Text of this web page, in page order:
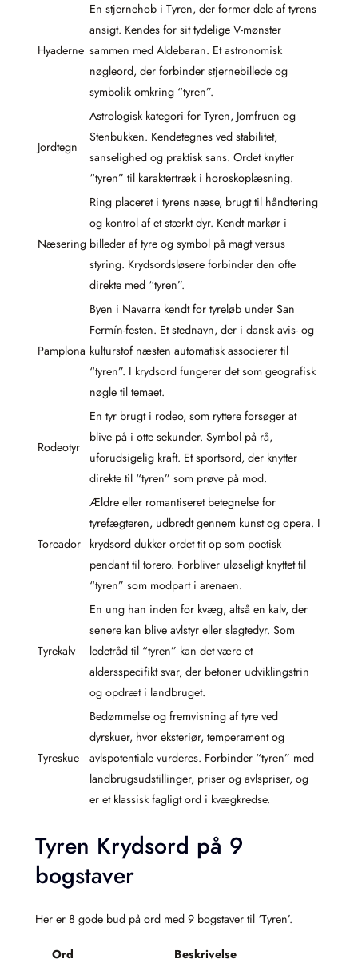
Hyaderne
En stjernehob i Tyren, der former dele af tyrens
ansigt. Kendes for sit tydelige V-mønster
sammen med Aldebaran. Et astronomisk
nøgleord, der forbinder stjernebillede og
symbolik omkring “tyren”.
Jordtegn
Astrologisk kategori for Tyren, Jomfruen og
Stenbukken. Kendetegnes ved stabilitet,
sanselighed og praktisk sans. Ordet knytter
“tyren” til karaktertræk i horoskoplæsning.
Næsering
Ring placeret i tyrens næse, brugt til håndtering
og kontrol af et stærkt dyr. Kendt markør i
billeder af tyre og symbol på magt versus
styring. Krydsordsløsere forbinder den ofte
direkte med “tyren”.
Pamplona
Byen i Navarra kendt for tyreløb under San
Fermín-festen. Et stednavn, der i dansk avis- og
kulturstof næsten automatisk associerer til
“tyren”. I krydsord fungerer det som geografisk
nøgle til temaet.
Rodeotyr
En tyr brugt i rodeo, som ryttere forsøger at
blive på i otte sekunder. Symbol på rå,
uforudsigelig kraft. Et sportsord, der knytter
direkte til “tyren” som prøve på mod.
Toreador
Ældre eller romantiseret betegnelse for
tyrefægteren, udbredt gennem kunst og opera. I
krydsord dukker ordet tit op som poetisk
pendant til torero. Forbliver uløseligt knyttet til
“tyren” som modpart i arenaen.
Tyrekalv
En ung han inden for kvæg, altså en kalv, der
senere kan blive avlstyr eller slagtedyr. Som
ledetråd til “tyren” kan det være et
aldersspecifikt svar, der betoner udviklingstrin
og opdræt i landbruget.
Tyreskue
Bedømmelse og fremvisning af tyre ved
dyrskuer, hvor eksteriør, temperament og
avlspotentiale vurderes. Forbinder “tyren” med
landbrugsudstillinger, priser og avlspriser, og
er et klassisk fagligt ord i kvægkredse.
Tyren Krydsord på 9
bogstaver
Her er 8 gode bud på ord med 9 bogstaver til ‘Tyren’.
Ord Beskrivelse